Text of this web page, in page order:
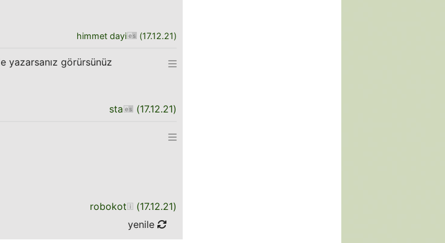
himmet dayi (17.12.21)
yazarsanız görürsünüz
sta (17.12.21)
robokot (17.12.21)
yenile